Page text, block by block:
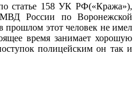
статье 158 УК РФ(«Кража»),
России по Воронежской
прошлом этот человек не имел
время занимает хорошую
полицейским он так и